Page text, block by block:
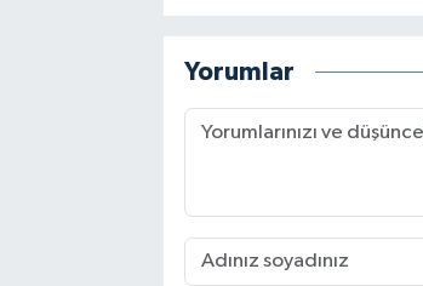
Yorumlar